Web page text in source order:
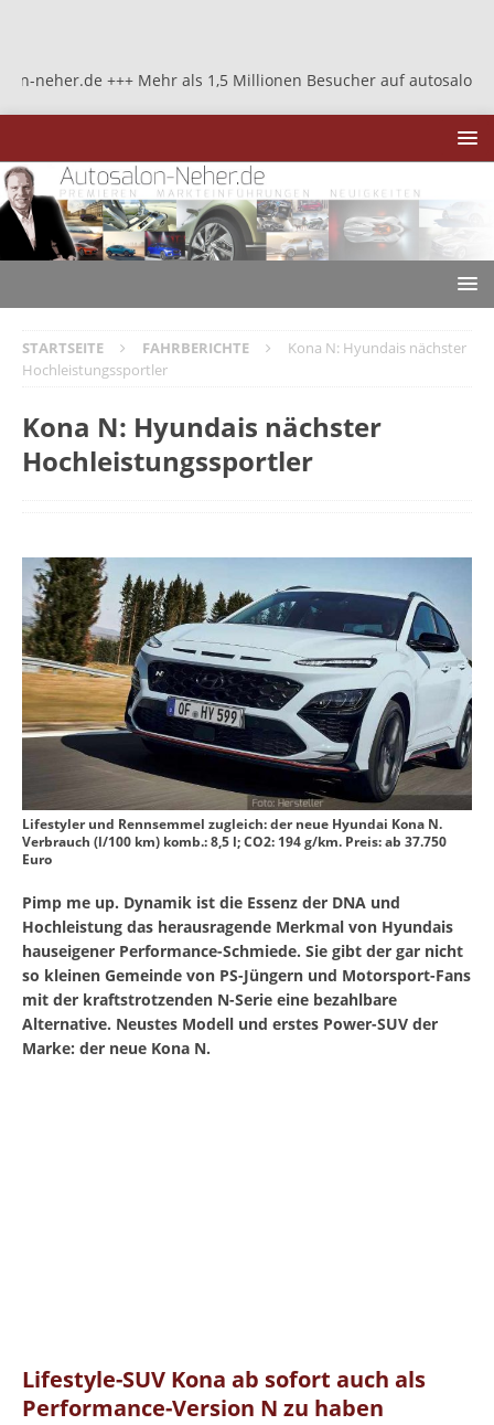
+++ Mehr als 1,5 Millionen Besucher auf autosalon-neher.de
STARTSEITE FAHRBERICHTE
Kona N: Hyundais nächster
Hochleistungssportler
Kona N: Hyundais nächster
Hochleistungssportler
Lifestyler und Rennsemmel zugleich: der neue Hyundai Kona N.
Verbrauch (l/100 km) komb.: 8,5 l; CO2: 194 g/km. Preis: ab 37.750
Euro
Pimp me up. Dynamik ist die Essenz der DNA und
Hochleistung das herausragende Merkmal von Hyundais
hauseigener Performance-Schmiede. Sie gibt der gar nicht
so kleinen Gemeinde von PS-Jüngern und Motorsport-Fans
mit der kraftstrotzenden N-Serie eine bezahlbare
Alternative. Neustes Modell und erstes Power-SUV der
Marke: der neue Kona N.
Lifestyle-SUV Kona ab sofort auch als
Performance-Version N zu haben